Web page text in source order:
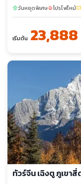
sunnyวันหยุดพิเศษlocal_fire_departmentโปรไฟไหม้confirmation_number
เริ่มต้น
ทัวร์จีน เฉิงตู ภูเขา